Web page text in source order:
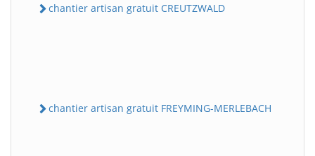
chantier artisan gratuit CREUTZWALD
chantier artisan gratuit FREYMING-MERLEBACH